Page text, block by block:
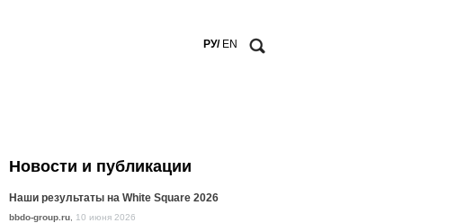
РУ/ EN
Новости и публикации
Наши результаты на White Square 2026
bbdo-group.ru 10 июня 2026